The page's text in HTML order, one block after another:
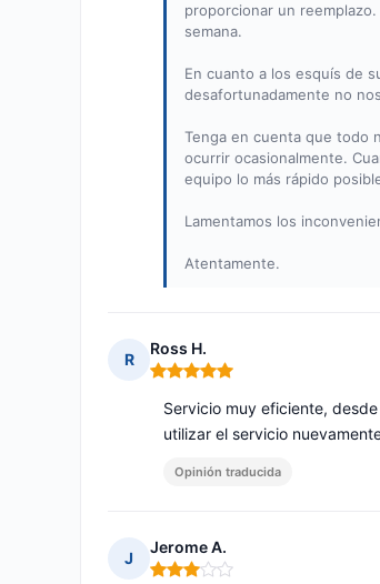
proporcionar un
semana.
En cuanto a los esquís de
desafortunadamente no
Tenga en cuenta que todo
ocurrir ocasionalmente.
equipo lo más rápido
Lamentamos los
Atentamente.
R
Ross H.
Nota: 5 de 5
Servicio muy eficiente,
utilizar el servicio
Opinión traducida
J
Jerome A.
Nota: 3 de 5